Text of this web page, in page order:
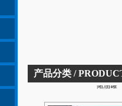
产品分类 / 储油罐